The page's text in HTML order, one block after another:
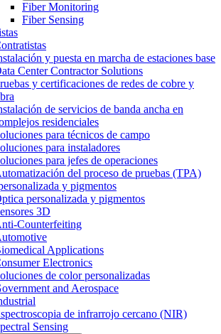
Fiber Monitoring
Fiber Sensing
y puesta en marcha de estaciones base
Center Contractor Solutions
y certificaciones de redes de cobre y
de servicios de banda ancha en
residenciales
para técnicos de campo
para instaladores
para jefes de operaciones
del proceso de pruebas (TPA)
y pigmentos
personalizada y pigmentos
3D
Counterfeiting
Applications
Electronics
de color personalizadas
and Aerospace
de infrarrojo cercano (NIR)
Sensing